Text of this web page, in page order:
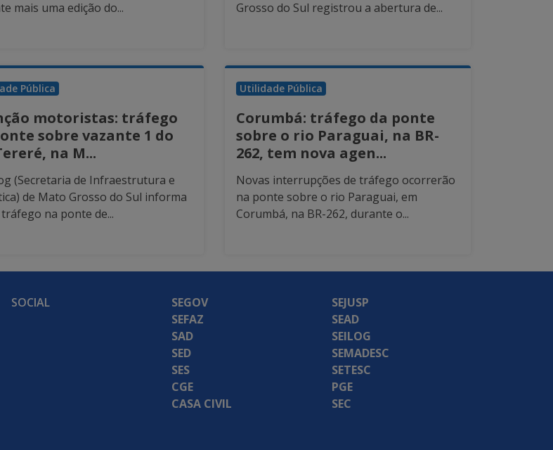
mais uma edição do...
Grosso do Sul registrou a abertura de...
Pública
motoristas: tráfego
sobre vazante 1 do
na M...
(Secretaria de Infraestrutura e
de Mato Grosso do Sul informa
na ponte de...
Utilidade Pública
Corumbá: tráfego da ponte
sobre o rio Paraguai, na BR-
262, tem nova agen...
Novas interrupções de tráfego ocorrerão
na ponte sobre o rio Paraguai, em
Corumbá, na BR-262, durante o...
SOCIAL
SEGOV
SEFAZ
SAD
SED
SES
CGE
CASA CIVIL
SEJUSP
SEAD
SEILOG
SEMADESC
SETESC
PGE
SEC